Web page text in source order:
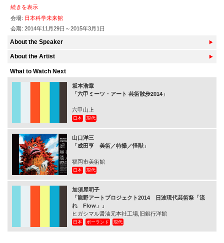
続きを表示
会場: 日本科学未来館
会期: 2014年11月29日～2015年3月1日
About the Speaker
About the Artist
What to Watch Next
坂本浩章
「六甲ミーツ・アート 芸術散歩2014」
六甲山上
日本 現代
山口洋三
「成田亨 美術／特撮／怪獣」
福岡市美術館
日本 現代
加須屋明子
「龍野アートプロジェクト2014 日波現代芸術祭「流
れ Flow」」
ヒガシマル醤油元本社工場,旧銀行洋館
日本 ポーランド 現代